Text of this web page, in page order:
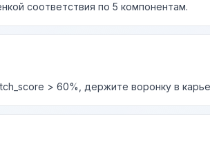
соответствия по 5 компонентам.
> 60%, держите воронку в